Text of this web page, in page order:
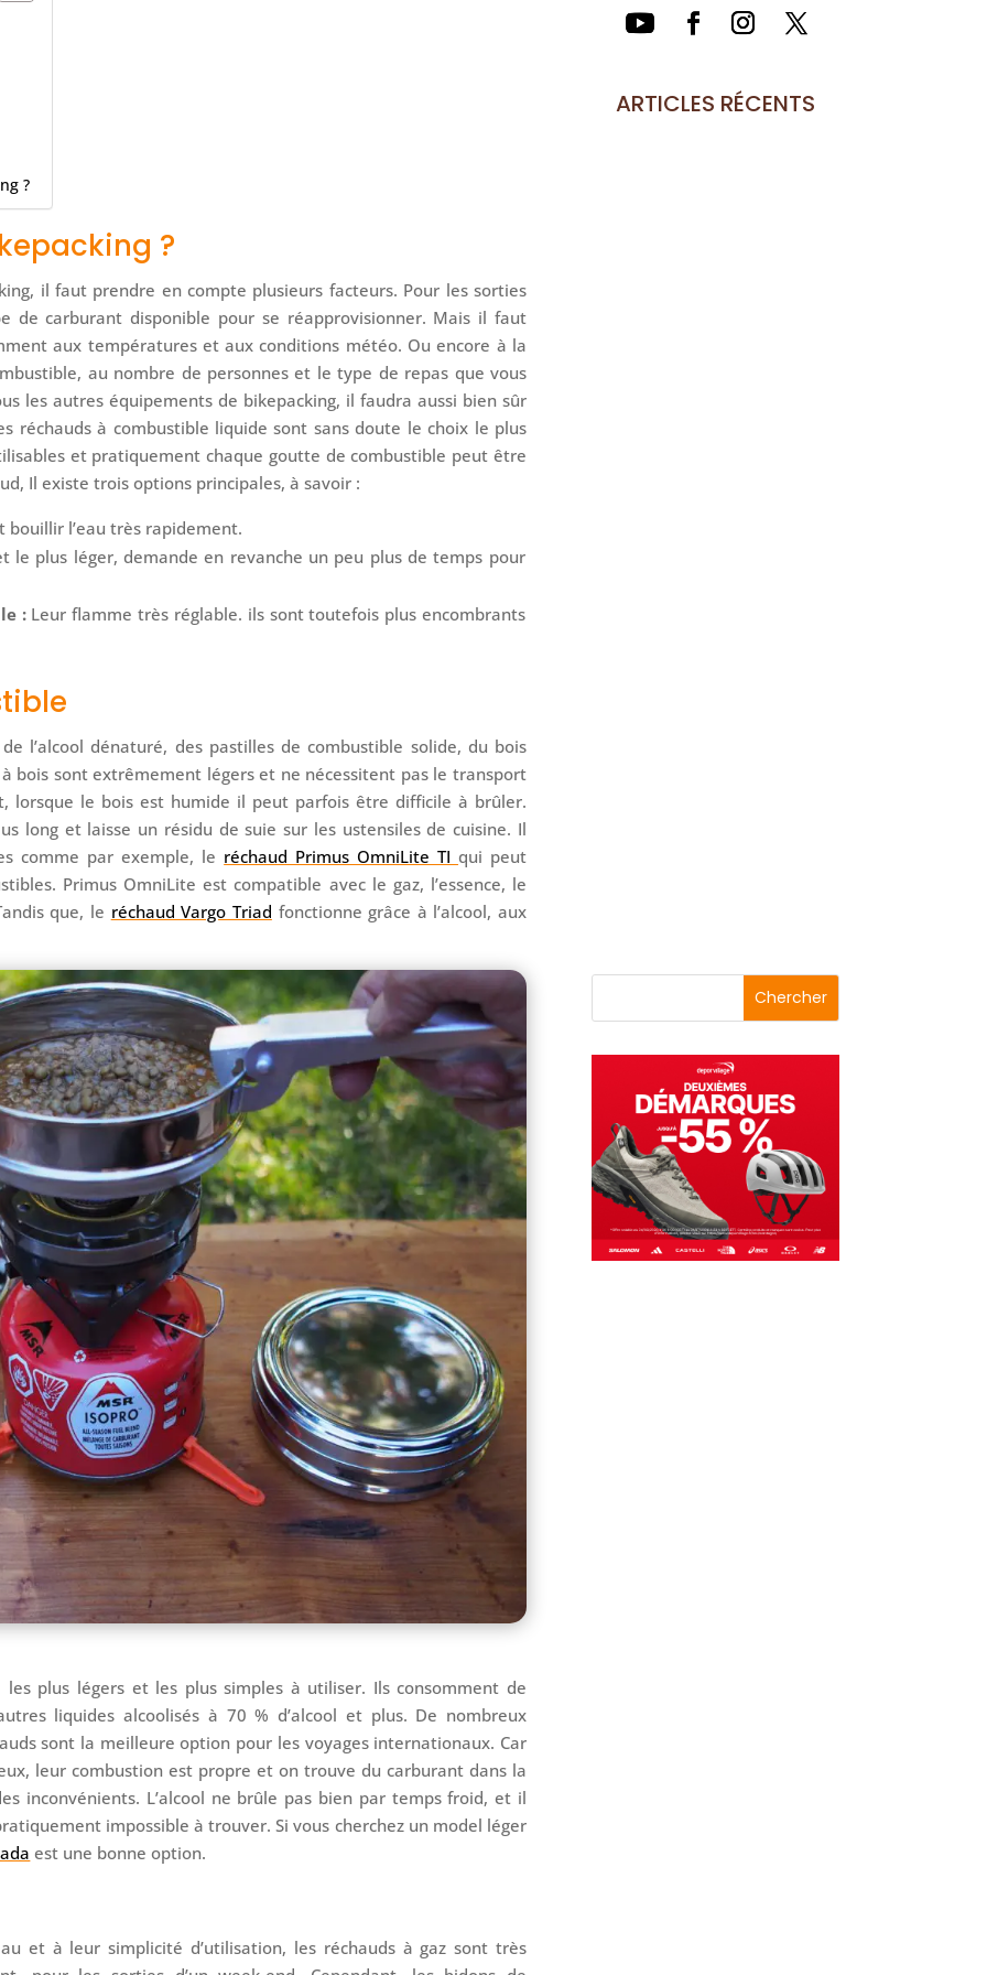
?
?
il faut prendre en compte plusieurs facteurs. Pour les sorties
de carburant disponible pour se réapprovisionner. Mais il faut
aux températures et aux conditions météo. Ou encore à la
au nombre de personnes et le type de repas que vous
les autres équipements de bikepacking, il faudra aussi bien sûr
réchauds à combustible liquide sont sans doute le choix le plus
et pratiquement chaque goutte de combustible peut être
Il existe trois options principales, à savoir :
l’eau très rapidement.
le plus léger, demande en revanche un peu plus de temps pour
:Leur flamme très réglable. ils sont toutefois plus encombrants
l’alcool dénaturé, des pastilles de combustible solide, du bois
bois sont extrêmement légers et ne nécessitent pas le transport
lorsque le bois est humide il peut parfois être difficile à brûler.
long et laisse un résidu de suie sur les ustensiles de cuisine. Il
comme par exemple, le réchaud Primus OmniLite TIqui peut
Primus OmniLite est compatible avec le gaz, l’essence, le
que, le réchaud Vargo Triad fonctionne grâce à l’alcool, aux
plus légers et les plus simples à utiliser. Ils consomment de
liquides alcoolisés à 70 % d’alcool et plus. De nombreux
sont la meilleure option pour les voyages internationaux. Car
leur combustion est propre et on trouve du carburant dans la
inconvénients. L’alcool ne brûle pas bien par temps froid, et il
impossible à trouver. Si vous cherchez un model léger
est une bonne option.
et à leur simplicité d’utilisation, les réchauds à gaz sont très
ARTICLES RÉCENTS